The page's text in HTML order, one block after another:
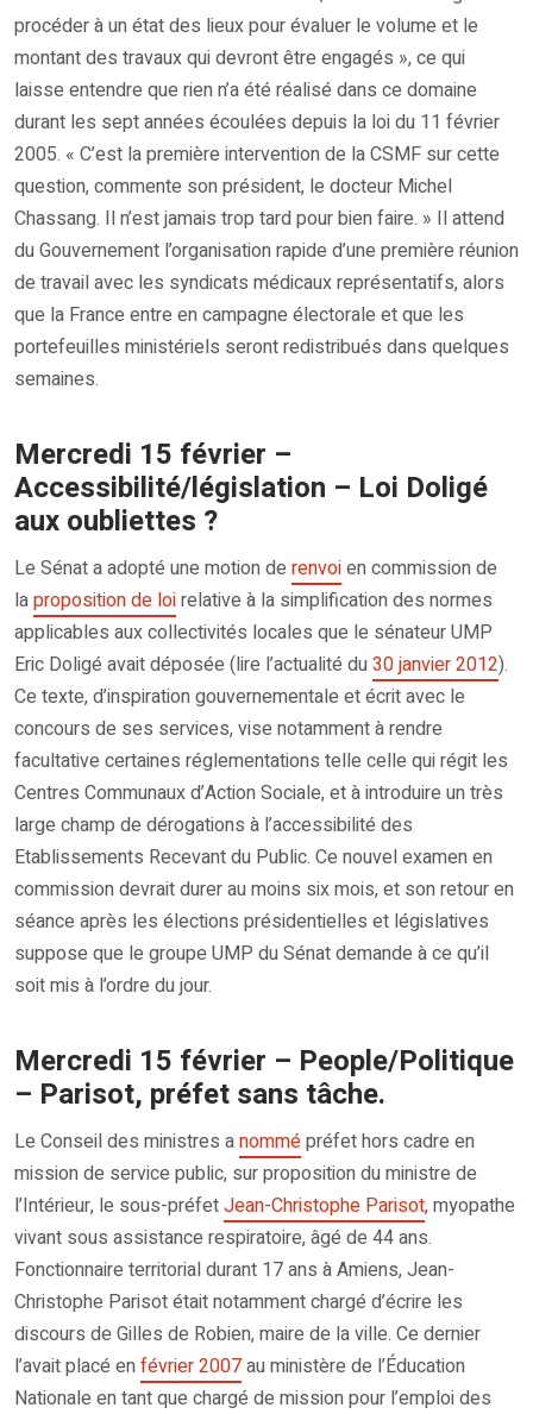
procéder à un état des lieux pour évaluer le volume et le
montant des travaux qui devront être engagés », ce qui
laisse entendre que rien n’a été réalisé dans ce domaine
durant les sept années écoulées depuis la loi du 11 février
2005. « C’est la première intervention de la CSMF sur cette
question, commente son président, le docteur Michel
Chassang. Il n’est jamais trop tard pour bien faire. » Il attend
du Gouvernement l’organisation rapide d’une première réunion
de travail avec les syndicats médicaux représentatifs, alors
que la France entre en campagne électorale et que les
portefeuilles ministériels seront redistribués dans quelques
semaines.
Mercredi 15 février –
Accessibilité/législation – Loi Doligé
aux oubliettes ?
Le Sénat a adopté une motion de renvoien commission de
laproposition de loirelative à la simplification des normes
applicables aux collectivités locales que le sénateur UMP
Eric Doligé avait déposée (lire l’actualité du30 janvier 2012).
Ce texte, d’inspiration gouvernementale et écrit avec le
concours de ses services, vise notamment à rendre
facultative certaines réglementations telle celle qui régit les
Centres Communaux d’Action Sociale, et à introduire un très
large champ de dérogations à l’accessibilité des
Etablissements Recevant du Public. Ce nouvel examen en
commission devrait durer au moins six mois, et son retour en
séance après les élections présidentielles et législatives
suppose que le groupe UMP du Sénat demande à ce qu’il
soit mis à l’ordre du jour.
Mercredi 15 février – People/Politique
– Parisot, préfet sans tâche.
Le Conseil des ministres anommépréfet hors cadre en
mission de service public, sur proposition du ministre de
l’Intérieur, le sous-préfetJean-Christophe Parisot, myopathe
vivant sous assistance respiratoire, âgé de 44 ans.
Fonctionnaire territorial durant 17 ans à Amiens, Jean-
Christophe Parisot était notamment chargé d’écrire les
discours de Gilles de Robien, maire de la ville. Ce dernier
l’avait placé enfévrier 2007au ministère de l’Éducation
Nationale en tant que chargé de mission pour l’emploi des